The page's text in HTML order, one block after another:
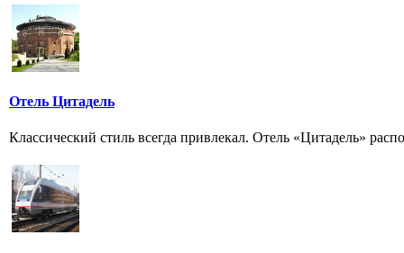
Отель Цитадель
Классический стиль всегда привлекал. Отель «Цитадель»